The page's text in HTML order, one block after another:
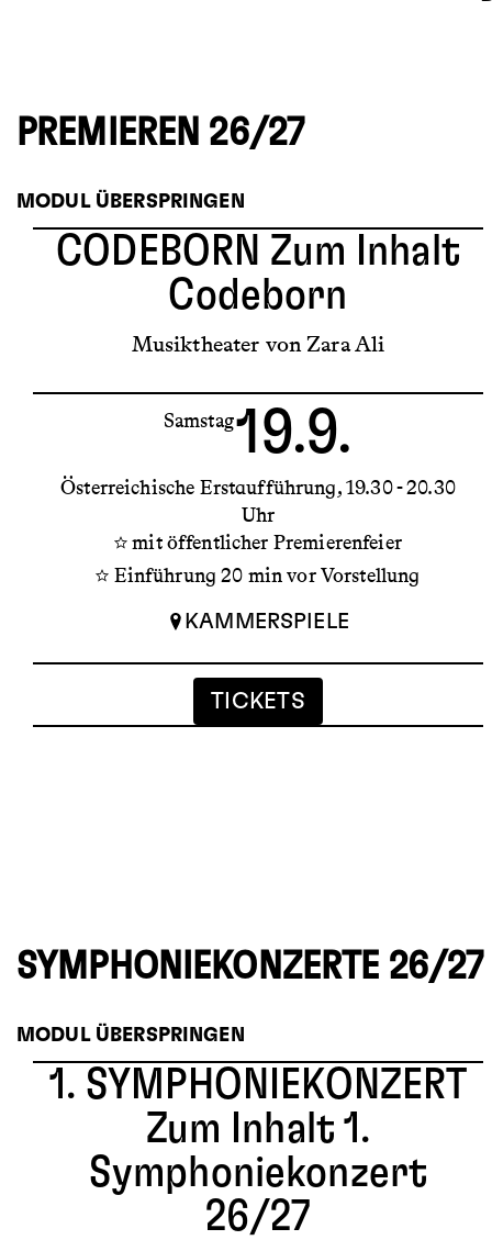
PREMIEREN 26/27
MODUL ÜBERSPRINGEN
CODEBORN Zum Inhalt
Codeborn
Musiktheater von Zara Ali
Samstag19.9.
Österreichische Erstaufführung 19.30 - 20.30
Uhr
mit öffentlicher Premierenfeier
Einführung 20 min vor Vorstellung
KAMMERSPIELE
TICKETS
SYMPHONIEKONZERTE 26/27
MODUL ÜBERSPRINGEN
1. SYMPHONIEKONZERT
Zum Inhalt 1.
Symphoniekonzert
26/27